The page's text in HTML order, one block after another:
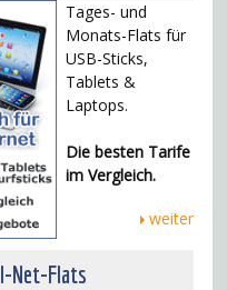
Tages- und
Monats-Flats für
USB-Sticks,
Tablets &
Laptops.
Die besten Tarife
im Vergleich.
weiter
Net-Flats